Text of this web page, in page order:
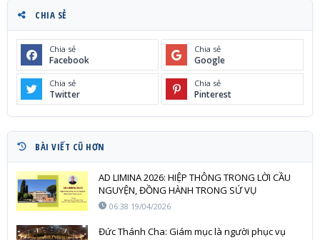
CHIA SẺ
Chia sẻ
Facebook
Chia sẻ
Google
Chia sẻ
Twitter
Chia sẻ
Pinterest
BÀI VIẾT CŨ HƠN
AD LIMINA 2026: HIỆP THÔNG TRONG LỜI CẦU
NGUYỆN, ĐỒNG HÀNH TRONG SỨ VỤ
06:38 19/04/2026
Đức Thánh Cha: Giám mục là người phục vụ